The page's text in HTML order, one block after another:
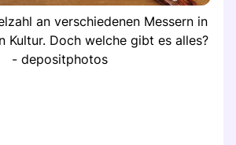
an verschiedenen Messern in
Kultur. Doch welche gibt es alles?
- depositphotos